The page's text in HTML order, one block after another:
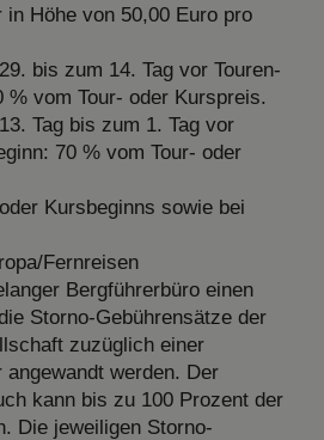
in Höhe von 50,00 Euro pro
bis zum 14. Tag vor Touren-
% vom Tour- oder Kurspreis.
Tag bis zum 1. Tag vor
70 % vom Tour- oder
Kursbeginns sowie bei
Fernreisen
Bergführerbüro einen
Storno-Gebührensätze der
zuzüglich einer
angewandt werden. Der
kann bis zu 100 Prozent der
Die jeweiligen Storno-